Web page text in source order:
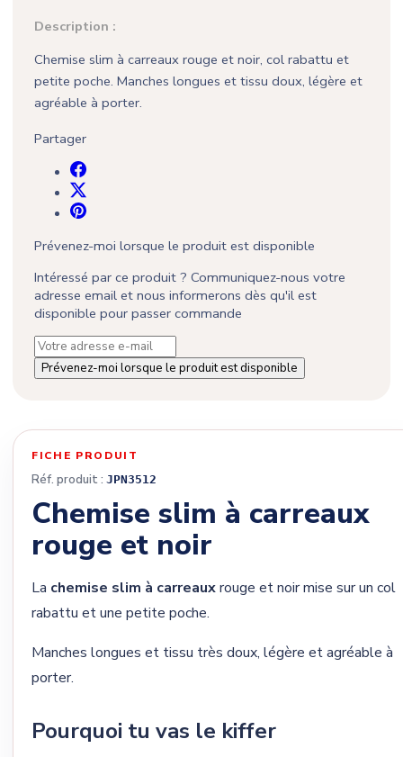
Description :
Chemise slim à carreaux rouge et noir, col rabattu et
petite poche. Manches longues et tissu doux, légère et
agréable à porter.
Partager
Prévenez-moi lorsque le produit est disponible
Intéressé par ce produit ? Communiquez-nous votre
adresse email et nous informerons dès qu'il est
disponible pour passer commande
Prévenez-moi lorsque le produit est disponible
FICHE PRODUIT
Réf. produit : JPN3512
Chemise slim à carreaux
rouge et noir
La chemise slim à carreauxrouge et noir mise sur un col
rabattu et une petite poche.
Manches longues et tissu très doux, légère et agréable à
porter.
Pourquoi tu vas le kiffer